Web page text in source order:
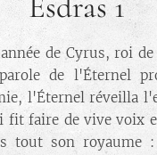
de Cyrus, roi
de l'Éternel
l'Éternel réveilla
fit faire de vive voix
tout son royaume